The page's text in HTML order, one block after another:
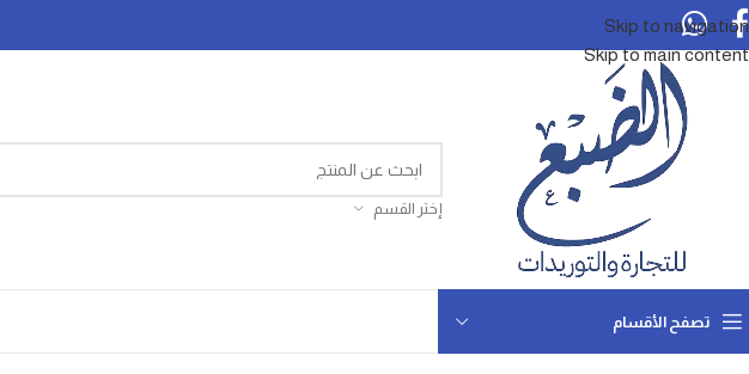
Skip to navigation
Skip to main content
إختر القسم
تصفح الأقسام